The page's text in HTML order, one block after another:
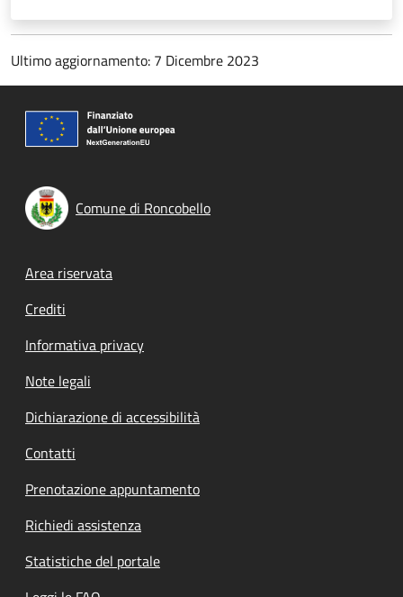
Ultimo aggiornamento: 7 Dicembre 2023
Comune di Roncobello
Footer menu
Area riservata
Crediti
Informativa privacy
Note legali
Dichiarazione di accessibilità
Contatti
Prenotazione appuntamento
Richiedi assistenza
Statistiche del portale